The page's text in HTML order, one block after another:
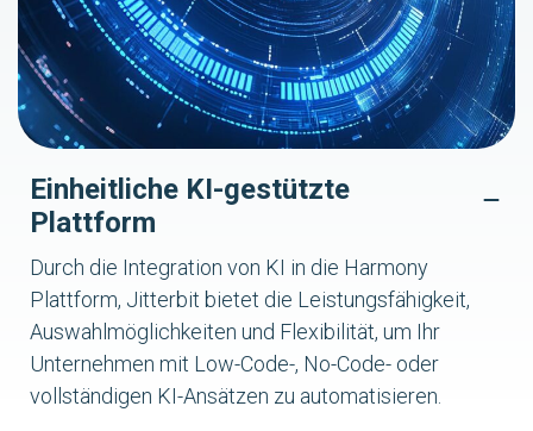
Einheitliche KI-gestützte
Plattform
Durch die Integration von KI in die Harmony
Plattform, Jitterbit bietet die Leistungsfähigkeit,
Auswahlmöglichkeiten und Flexibilität, um Ihr
Unternehmen mit Low-Code-, No-Code- oder
vollständigen KI-Ansätzen zu automatisieren.